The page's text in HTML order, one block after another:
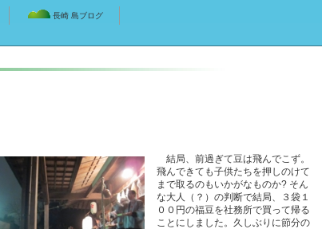
長崎 島ブログ
結局、前過ぎて豆は飛んでこず。
飛んできても子供たちを押しのけて
まで取るのもいかがなものか? そん
な大人（？）の判断で結局、３袋１
００円の福豆を社務所で買って帰る
ことにしました。久しぶりに節分の